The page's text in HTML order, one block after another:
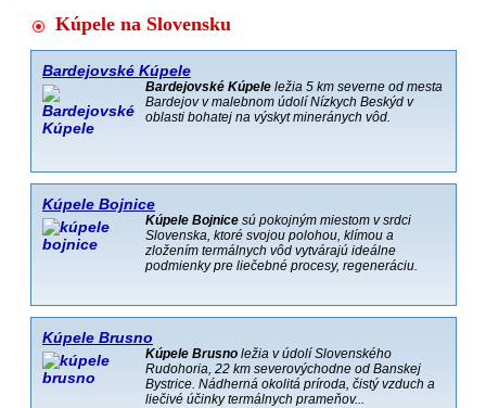
Kúpele na Slovensku
Bardejovské Kúpele
Bardejovské Kúpele ležia 5 km severne od mesta
Bardejov v malebnom údolí Nízkych Beskýd v
oblasti bohatej na výskyt mineránych vôd.
Kúpele Bojnice
Kúpele Bojnice sú pokojným miestom v srdci
Slovenska, ktoré svojou polohou, klímou a
zložením termálnych vôd vytvárajú ideálne
podmienky pre liečebné procesy, regeneráciu.
Kúpele Brusno
Kúpele Brusno ležia v údolí Slovenského
Rudohoria, 22 km severovýchodne od Banskej
Bystrice. Nádherná okolitá príroda, čistý vzduch a
liečivé účinky termálnych prameňov...